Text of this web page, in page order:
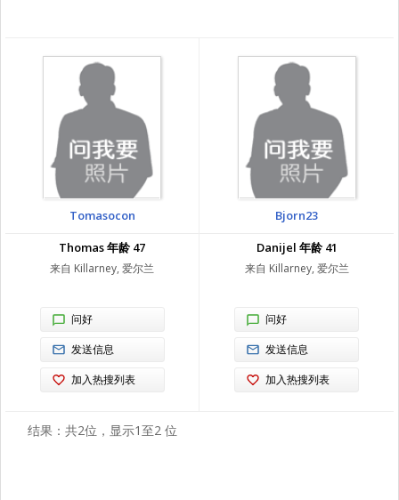
Tomasocon
Thomas 年龄 47
来自 Killarney, 爱尔兰
问好
发送信息
加入热搜列表
Bjorn23
Danijel 年龄 41
来自 Killarney, 爱尔兰
问好
发送信息
加入热搜列表
结果：共2位，显示1至2 位